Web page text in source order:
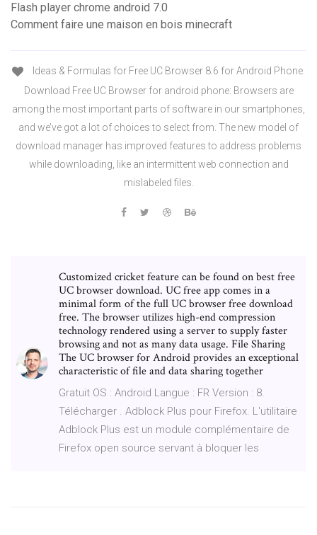
Flash player chrome android 7.0
Comment faire une maison en bois minecraft
Ideas & Formulas for Free UC Browser 8.6 for Android Phone.
Download Free UC Browser for android phone: Browsers are
among the most important parts of software in our smartphones,
and we’ve got a lot of choices to select from. The new model of
download manager has improved features to address problems
while downloading, like an intermittent web connection and
mislabeled files.
Customized cricket feature can be found on best free
UC browser download. UC free app comes in a
minimal form of the full UC browser free download
free. The browser utilizes high-end compression
technology rendered using a server to supply faster
browsing and not as many data usage. File Sharing
The UC browser for Android provides an exceptional
characteristic of file and data sharing together
Gratuit OS : Android Langue : FR Version : 8.
Télécharger . Adblock Plus pour Firefox. L'utilitaire
Adblock Plus est un module complémentaire de
Firefox open source servant à bloquer les